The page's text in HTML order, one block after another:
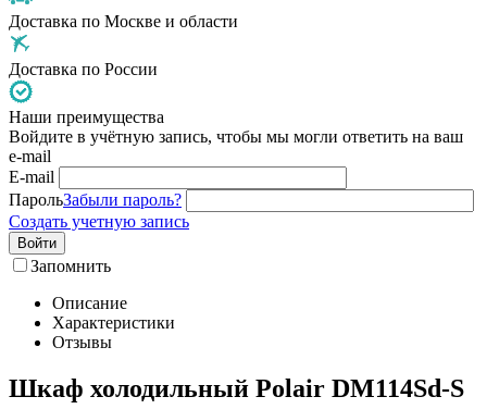
Доставка по Москве и области
Доставка по России
Наши преимущества
Войдите в учётную запись, чтобы мы могли ответить на ваш
e-mail
E-mail
ПарольЗабыли пароль?
Создать учетную запись
Войти
Запомнить
Описание
Характеристики
Отзывы
Шкаф холодильный Polair DM114Sd-S